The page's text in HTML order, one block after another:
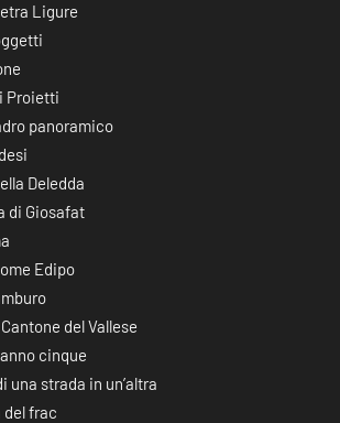
Ligure
Proietti
panoramico
Deledda
di Giosafat
Edipo
del Vallese
cinque
una strada in un’altra
del frac